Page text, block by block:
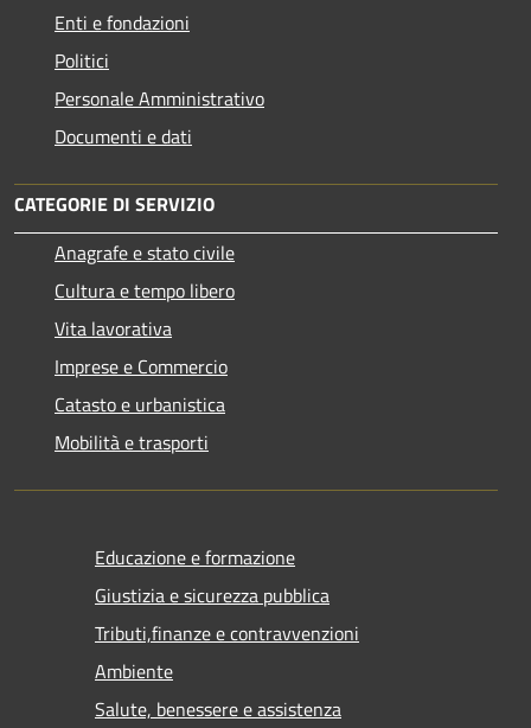
Enti e fondazioni
Politici
Personale Amministrativo
Documenti e dati
CATEGORIE DI SERVIZIO
Anagrafe e stato civile
Cultura e tempo libero
Vita lavorativa
Imprese e Commercio
Catasto e urbanistica
Mobilità e trasporti
Educazione e formazione
Giustizia e sicurezza pubblica
Tributi,finanze e contravvenzioni
Ambiente
Salute, benessere e assistenza